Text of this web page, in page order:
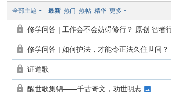
全部主题 最新 热门 热帖 精华 更多
修学问答 | 工作会不会妨碍修行？ 原创 智者
修学问答 | 如何护法，才能令正法久住世间？
证道歌
醒世歌集锦——千古奇文，劝世明志